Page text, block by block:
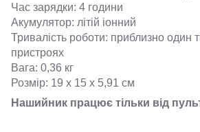
Час зарядки: 4 години
Акумулятор: літій іонний
Тривалість роботи: приблизно один
пристроях
Вага: 0,36 кг
Розмір: 19 х 15 х 5,91 см
Нашийник працює тільки від